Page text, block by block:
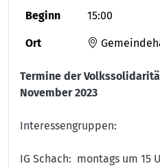
Beginn 15:00
Ort
Termine der
November 2023
Interessengruppen:
IG Schach: montags um 15